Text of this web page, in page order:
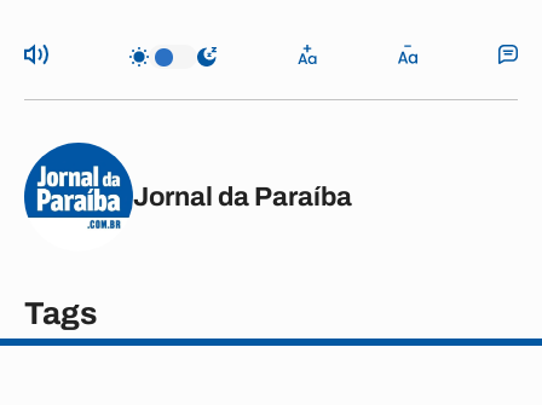
Jornal da Paraíba
Tags